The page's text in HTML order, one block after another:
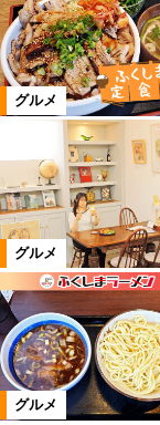
グルメ
グルメ
グルメ